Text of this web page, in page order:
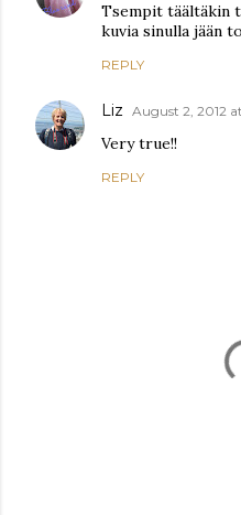
Tsempit täältäkin
kuvia sinulla jään
REPLY
Liz August 2, 2012
Very true!!
REPLY